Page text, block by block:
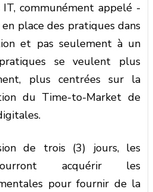
communément appelé -
place des pratiques dans
et pas seulement à un
se veulent plus
plus centrées sur la
du Time-to-Market de
de trois (3) jours, les
acquérir les
pour fournir de la